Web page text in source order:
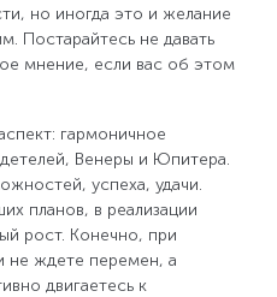
но иногда это и желание
Постарайтесь не давать
мнение, если вас об этом
гармоничное
Венеры и Юпитера.
успеха, удачи.
планов, в реализации
рост. Конечно, при
не ждете перемен, а
двигаетесь к